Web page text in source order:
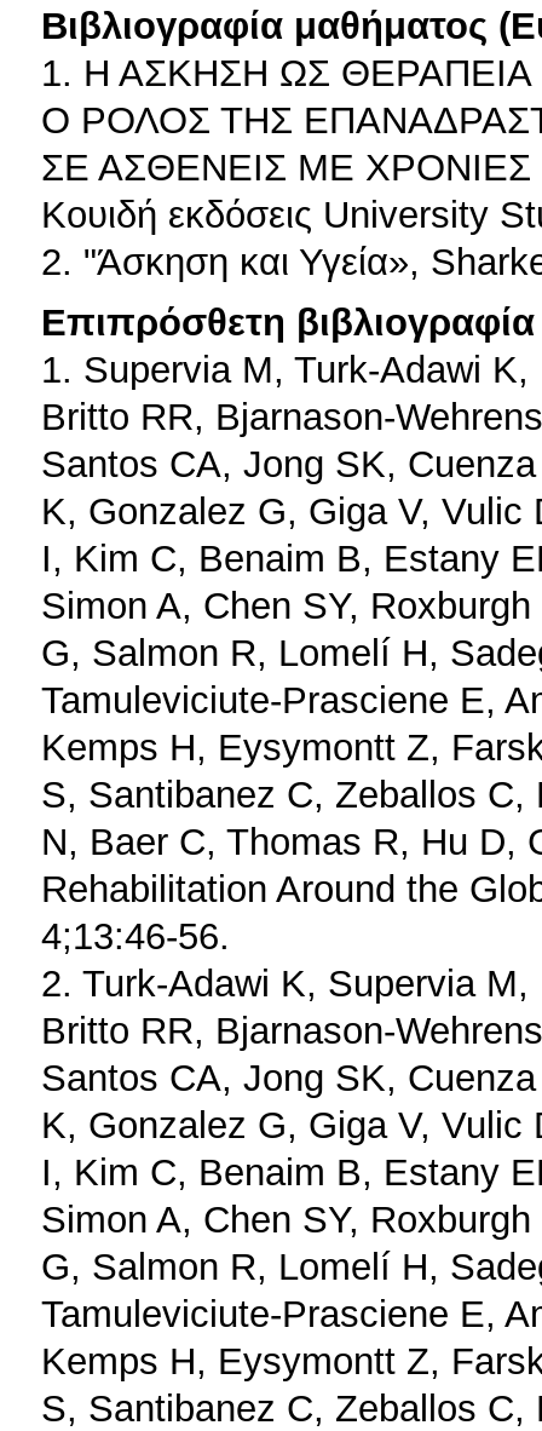
Βιβλιογραφία μαθήματος
1. Η ΑΣΚΗΣΗ ΩΣ ΘΕΡΑΠΕΙΑ
Ο ΡΟΛΟΣ ΤΗΣ
ΣΕ ΑΣΘΕΝΕΙΣ ΜΕ ΧΡΟΝΙΕΣ
Κουιδή εκδόσεις University
2. "Άσκηση και Υγεία»,
Επιπρόσθετη βιβλιογραφία
1. Supervia M, Turk-Adawi
Britto RR, Bjarnason-
Santos CA, Jong SK,
K, Gonzalez G, Giga V,
I, Kim C, Benaim B, Estany
Simon A, Chen SY,
G, Salmon R, Lomelí H,
Tamuleviciute-Prasciene E,
Kemps H, Eysymontt Z,
S, Santibanez C, Zeballos
N, Baer C, Thomas R, Hu D,
Rehabilitation Around the
4;13:46-56.
2. Turk-Adawi K, Supervia
Britto RR, Bjarnason-
Santos CA, Jong SK,
K, Gonzalez G, Giga V,
I, Kim C, Benaim B, Estany
Simon A, Chen SY,
G, Salmon R, Lomelí H,
Tamuleviciute-Prasciene E,
Kemps H, Eysymontt Z,
S, Santibanez C, Zeballos